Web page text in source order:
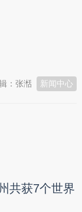
新闻中心
：张湉
共获7个世界